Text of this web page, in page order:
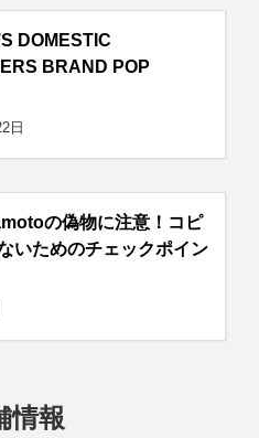
DOMESTIC
BRAND POP
日
の偽物に注意！コピ
いためのチェックポイン
情報